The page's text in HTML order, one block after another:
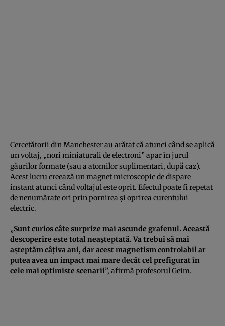
Cercetătorii din Manchester au arătat că atunci când se aplică
un voltaj, „nori miniaturali de electroni” apar în jurul
găurilor formate (sau a atomilor suplimentari, după caz).
Acest lucru creează un magnet microscopic de dispare
instant atunci când voltajul este oprit. Efectul poate fi repetat
de nenumărate ori prin pornirea şi oprirea curentului
electric.
„Sunt curios câte surprize mai ascunde grafenul. Această
descoperire este total neaşteptată. Va trebui să mai
aşteptăm câţiva ani, dar acest magnetism controlabil ar
putea avea un impact mai mare decât cel prefigurat în
cele mai optimiste scenarii”, afirmă profesorul Geim.